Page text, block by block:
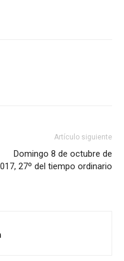
Artículo siguiente
Domingo 8 de octubre de
27º del tiempo ordinario